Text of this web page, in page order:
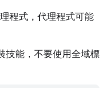
程式，代理程式可能
技能，不要使用全域標